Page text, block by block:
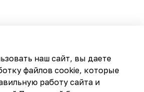
наш сайт, вы даете
файлов cookie, которые
работу сайта и